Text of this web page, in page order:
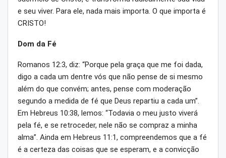
e seu viver. Para ele, nada mais importa. O que importa é
CRISTO!
Dom da Fé
Romanos 12:3, diz: “Porque pela graça que me foi dada,
digo a cada um dentre vós que não pense de si mesmo
além do que convém; antes, pense com moderação
segundo a medida de fé que Deus repartiu a cada um”.
Em Hebreus 10:38, lemos: “Todavia o meu justo viverá
pela fé, e se retroceder, nele não se compraz a minha
alma”. Ainda em Hebreus 11:1, compreendemos que a fé
é a certeza das coisas que se esperam, e a convicção